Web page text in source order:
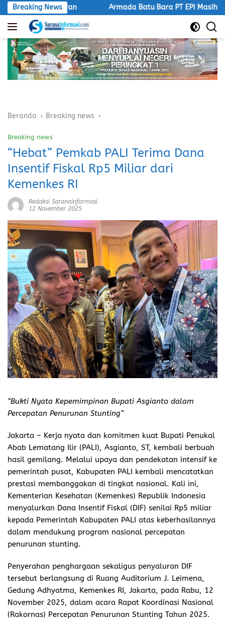
Langsung
ke
konten
Breaking NewsArmada Batu Bara PT EPI Masih Lintasi Jalan
Beranda Breaking news
Breaking news
“Hebat” Pemkab PALI Terima Dana
Insentif Fiskal Rp5 Miliar dari
Kemenkes RI
Redaksi Saranainformasi
12 November 2025
“Bukti Nyata Kepemimpinan Bupati Asgianto dalam
Percepatan Penurunan Stunting”
Jakarta – Kerja nyata dan komitmen kuat Bupati Penukal
Abab Lematang Ilir (PALI), Asgianto, ST, kembali berbuah
hasil gemilang. Melalui upaya dan pendekatan intensif ke
pemerintah pusat, Kabupaten PALI kembali mencatatkan
prestasi membanggakan di tingkat nasional. Kali ini,
Kementerian Kesehatan (Kemenkes) Republik Indonesia
menyalurkan Dana Insentif Fiskal (DIF) senilai Rp5 miliar
kepada Pemerintah Kabupaten PALI atas keberhasilannya
dalam mendukung program nasional percepatan
penurunan stunting.
Penyerahan penghargaan sekaligus penyaluran DIF
tersebut berlangsung di Ruang Auditorium J. Leimena,
Gedung Adhyatma, Kemenkes RI, Jakarta, pada Rabu, 12
November 2025, dalam acara Rapat Koordinasi Nasional
(Rakornas) Percepatan Penurunan Stunting Tahun 2025.